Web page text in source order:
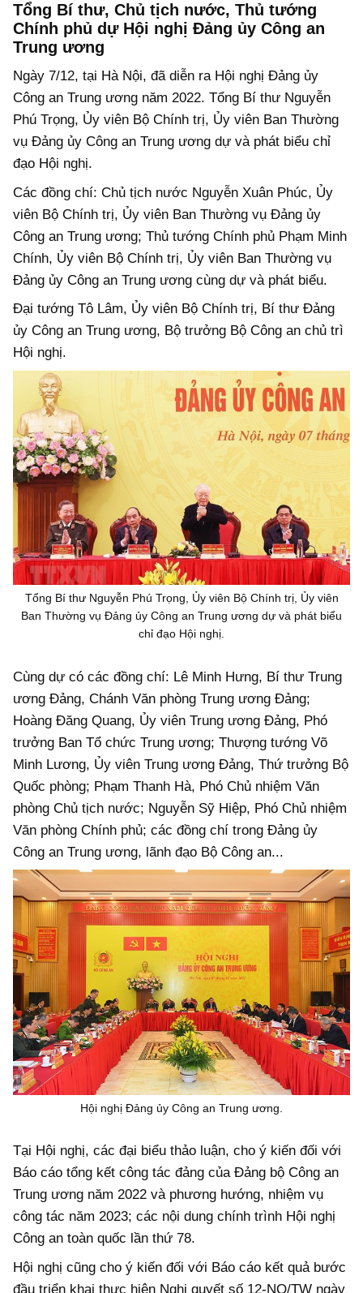
Tổng Bí thư, Chủ tịch nước, Thủ tướng
Chính phủ dự Hội nghị Đảng ủy Công an
Trung ương
Ngày 7/12, tại Hà Nội, đã diễn ra Hội nghị Đảng ủy
Công an Trung ương năm 2022. Tổng Bí thư Nguyễn
Phú Trọng, Ủy viên Bộ Chính trị, Ủy viên Ban Thường
vụ Đảng ủy Công an Trung ương dự và phát biểu chỉ
đạo Hội nghị.
Các đồng chí: Chủ tịch nước Nguyễn Xuân Phúc, Ủy
viên Bộ Chính trị, Ủy viên Ban Thường vụ Đảng ủy
Công an Trung ương; Thủ tướng Chính phủ Phạm Minh
Chính, Ủy viên Bộ Chính trị, Ủy viên Ban Thường vụ
Đảng ủy Công an Trung ương cùng dự và phát biểu.
Đại tướng Tô Lâm, Ủy viên Bộ Chính trị, Bí thư Đảng
ủy Công an Trung ương, Bộ trưởng Bộ Công an chủ trì
Hội nghị.
Tổng Bí thư Nguyễn Phú Trọng, Ủy viên Bộ Chính trị, Ủy viên
Ban Thường vụ Đảng ủy Công an Trung ương dự và phát biểu
chỉ đạo Hội nghị.
Cùng dự có các đồng chí: Lê Minh Hưng, Bí thư Trung
ương Đảng, Chánh Văn phòng Trung ương Đảng;
Hoàng Đăng Quang, Ủy viên Trung ương Đảng, Phó
trưởng Ban Tổ chức Trung ương; Thượng tướng Võ
Minh Lương, Ủy viên Trung ương Đảng, Thứ trưởng Bộ
Quốc phòng; Phạm Thanh Hà, Phó Chủ nhiệm Văn
phòng Chủ tịch nước; Nguyễn Sỹ Hiệp, Phó Chủ nhiệm
Văn phòng Chính phủ; các đồng chí trong Đảng ủy
Công an Trung ương, lãnh đạo Bộ Công an...
Hội nghị Đảng ủy Công an Trung ương.
Tại Hội nghị, các đại biểu thảo luận, cho ý kiến đối với
Báo cáo tổng kết công tác đảng của Đảng bộ Công an
Trung ương năm 2022 và phương hướng, nhiệm vụ
công tác năm 2023; các nội dung chính trình Hội nghị
Công an toàn quốc lần thứ 78.
Hội nghị cũng cho ý kiến đối với Báo cáo kết quả bước
đầu triển khai thực hiện Nghị quyết số 12-NQ/TW ngày